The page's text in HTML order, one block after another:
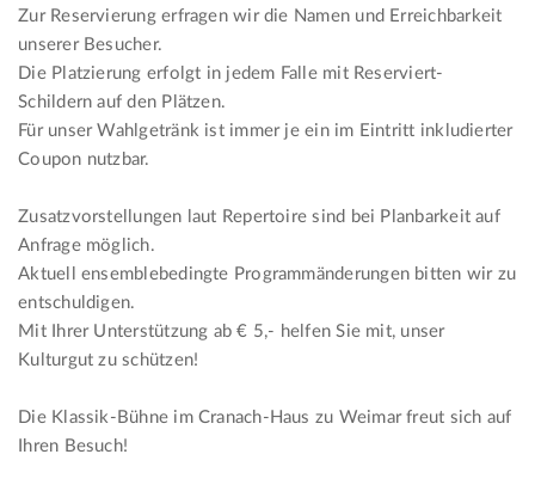
Zur Reservierung erfragen wir die Namen und Erreichbarkeit
unserer Besucher.
Die Platzierung erfolgt in jedem Falle mit Reserviert-
Schildern auf den Plätzen.
Für unser Wahlgetränk ist immer je ein im Eintritt inkludierter
Coupon nutzbar.
Zusatzvorstellungen laut Repertoire sind bei Planbarkeit auf
Anfrage möglich.
Aktuell ensemblebedingte Programmänderungen bitten wir zu
entschuldigen.
Mit Ihrer Unterstützung ab € 5,- helfen Sie mit, unser
Kulturgut zu schützen!
Die Klassik-Bühne im Cranach-Haus zu Weimar freut sich auf
Ihren Besuch!